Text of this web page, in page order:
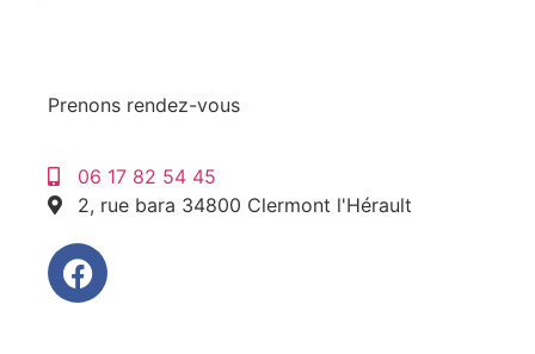
Prenons rendez-vous
06 17 82 54 45
2, rue bara 34800 Clermont l'Hérault